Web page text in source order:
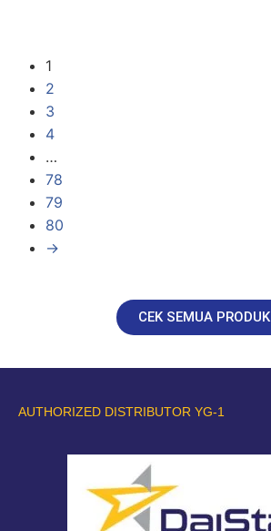
1
2
3
4
…
78
79
80
→
CEK SEMUA PRODUK
AUTHORIZED DISTRIBUTOR YG-1